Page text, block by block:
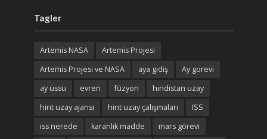
Tagler
Artemis NASA
Artemis Projesi
Artemis Projesi ve NASA
aya gidiş
Ay gorevi
ay üssü
evren füzyon
hindistan uzay
hint uzay ajansı
hint uzay çalışmaları
ISS
iss nerede
karanlık madde
mars görevi